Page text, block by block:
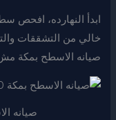
ابدأ النهارده، افحص
خالي من التشققات
صيانه الاسطح بمكة مش
صيانه